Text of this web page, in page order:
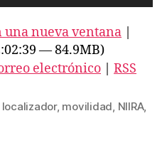
una nueva ventana |
— 84.9MB)
electrónico | RSS
localizador, movilidad NIIRA,